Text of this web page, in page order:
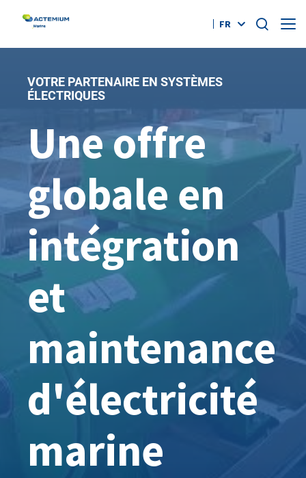
Références
Actus
Emplois
Contact
youtube twitter
FR
VOTRE PARTENAIRE EN SYSTÈMES
ÉLECTRIQUES
Une offre
globale en
intégration
et
maintenance
d'électricité
marine